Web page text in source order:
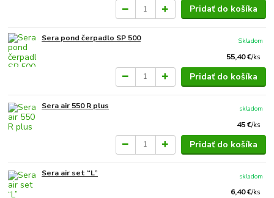
Pridať do košíka
Sera pond čerpadlo SP 500
55,40 €/ks
Skladom
Pridať do košíka
Sera air 550 R plus
45 €/ks
skladom
Pridať do košíka
Sera air set “L”
6,40 €/ks
skladom